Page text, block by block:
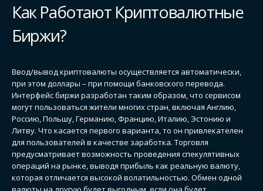
Как Работают Криптовалютные
Биржи?
Ввод/вывод криптовалюты осуществляется автоматически,
при этом доллары – при помощи банковского перевода.
Интерфейс биржи разработан таким образом, что сервисом
могут пользоваться жители многих стран, включая Англию,
Россию, Польшу, Германию, Францию, Италию, Эстонию и
Литву. Что касается первого варианта, то он привлекателен
для пользователей в качестве заработка. Торговля
предусматривает возможность проведения спекулятивных
операций на рынке, выводя прибыль как реальную валюту,
которая отличается высокой волатильностью. Обмен одной